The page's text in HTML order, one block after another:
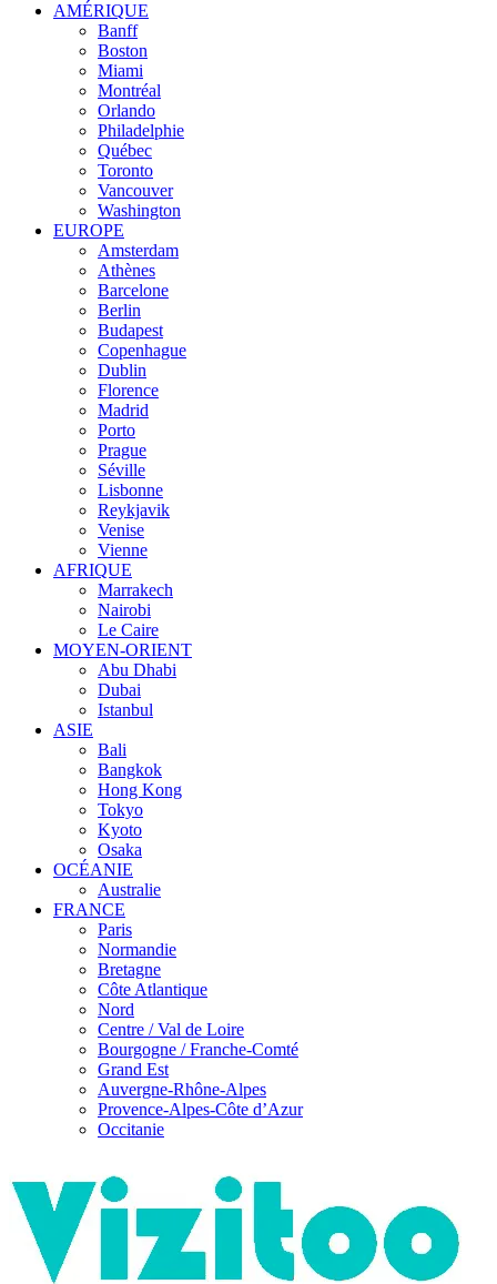
AMÉRIQUE
Banff
Boston
Miami
Montréal
Orlando
Philadelphie
Québec
Toronto
Vancouver
Washington
EUROPE
Amsterdam
Athènes
Barcelone
Berlin
Budapest
Copenhague
Dublin
Florence
Madrid
Porto
Prague
Séville
Lisbonne
Reykjavik
Venise
Vienne
AFRIQUE
Marrakech
Nairobi
Le Caire
MOYEN-ORIENT
Abu Dhabi
Dubai
Istanbul
ASIE
Bali
Bangkok
Hong Kong
Tokyo
Kyoto
Osaka
OCÉANIE
Australie
FRANCE
Paris
Normandie
Bretagne
Côte Atlantique
Nord
Centre / Val de Loire
Bourgogne / Franche-Comté
Grand Est
Auvergne-Rhône-Alpes
Provence-Alpes-Côte d’Azur
Occitanie